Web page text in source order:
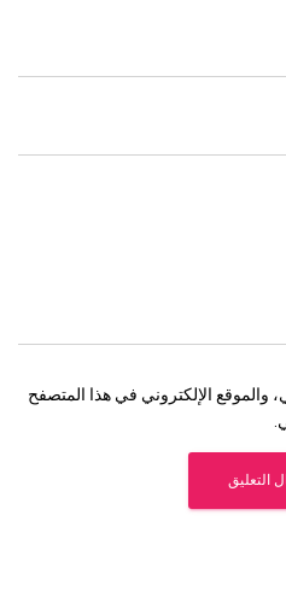
والموقع الإلكتروني في هذا المتصفح